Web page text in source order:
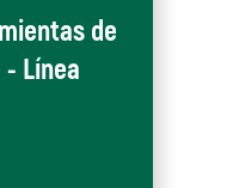
de
- Línea